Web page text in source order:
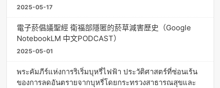
2025-05-17
電子菸倡議聖經 衛福部隱匿的菸草減害歷史（Google
NotebookLM 中文PODCAST）
2025-05-01
พระคัมภีร์แห่งการริเริ่มบุหรี่ไฟฟ้า ประวัติศาสตร์ที่ซ่อนเร้น
ของการลดอันตรายจากบุหรี่โดยกระทรวงสาธารณสุขและ